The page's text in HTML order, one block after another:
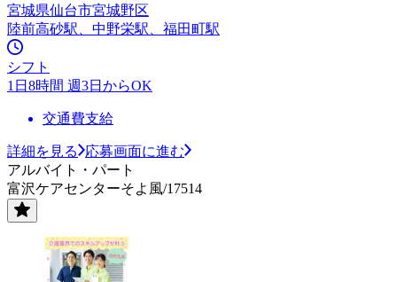
宮城県仙台市宮城野区
陸前高砂駅、中野栄駅、福田町駅
シフト
1日8時間 週3日からOK
交通費支給
詳細を見る
応募画面に進む
アルバイト・パート
富沢ケアセンターそよ風/17514